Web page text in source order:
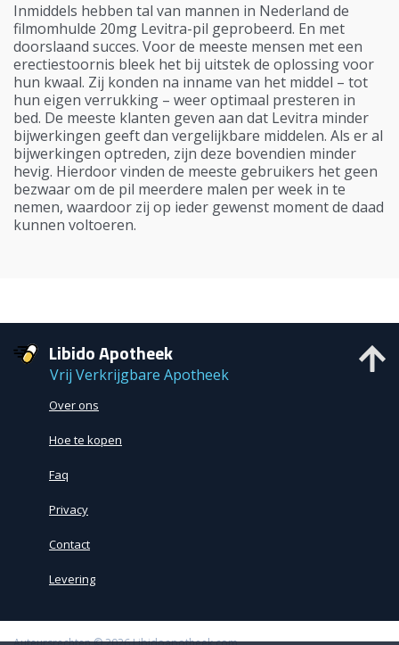
Inmiddels hebben tal van mannen in Nederland de
filmomhulde 20mg Levitra-pil geprobeerd. En met
doorslaand succes. Voor de meeste mensen met een
erectiestoornis bleek het bij uitstek de oplossing voor
hun kwaal. Zij konden na inname van het middel – tot
hun eigen verrukking – weer optimaal presteren in
bed. De meeste klanten geven aan dat Levitra minder
bijwerkingen geeft dan vergelijkbare middelen. Als er al
bijwerkingen optreden, zijn deze bovendien minder
hevig. Hierdoor vinden de meeste gebruikers het geen
bezwaar om de pil meerdere malen per week in te
nemen, waardoor zij op ieder gewenst moment de daad
kunnen voltoeren.
Libido Apotheek
Vrij Verkrijgbare Apotheek
Over ons
Hoe te kopen
Faq
Privacy
Contact
Levering